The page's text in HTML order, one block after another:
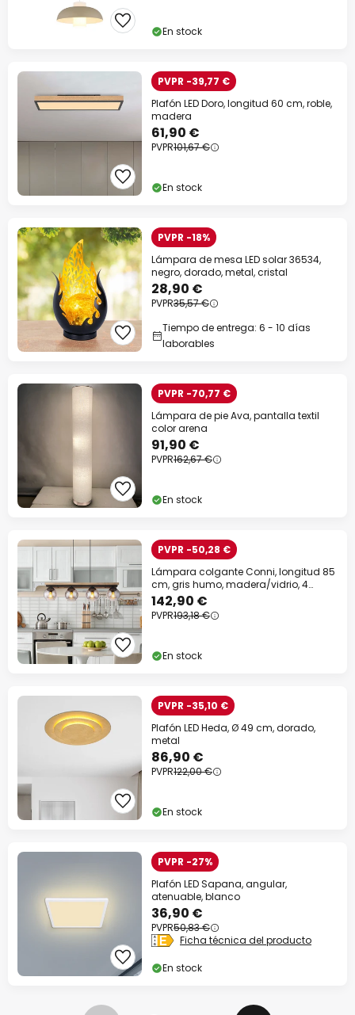
En stock
PVPR -39,77 €
Plafón LED Doro, longitud 60 cm, roble,
madera
61,90 €
PVPR101,67 €
En stock
PVPR -18%
Lámpara de mesa LED solar 36534,
negro, dorado, metal, cristal
28,90 €
PVPR35,57 €
Tiempo de entrega: 6 - 10 días
laborables
PVPR -70,77 €
Lámpara de pie Ava, pantalla textil
color arena
91,90 €
PVPR162,67 €
En stock
PVPR -50,28 €
Lámpara colgante Conni, longitud 85
cm, gris humo, madera/vidrio, 4
luces.
142,90 €
PVPR193,18 €
En stock
PVPR -35,10 €
Plafón LED Heda, Ø 49 cm, dorado,
metal
86,90 €
PVPR122,00 €
En stock
PVPR -27%
Plafón LED Sapana, angular,
atenuable, blanco
36,90 €
PVPR50,83 €
Ficha técnica del producto
En stock